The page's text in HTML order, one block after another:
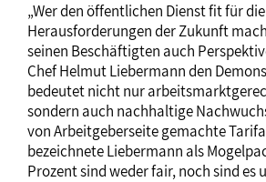
„Wer den öffentlichen Dienst fit für die
Herausforderungen der Zukunft
seinen Beschäftigten auch
Chef Helmut Liebermann den
bedeutet nicht nur
sondern auch nachhaltige
von Arbeitgeberseite gemachte
bezeichnete Liebermann als
Prozent sind weder fair, noch sind es